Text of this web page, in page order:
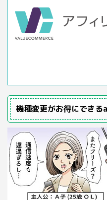
機種変更がお得にできる